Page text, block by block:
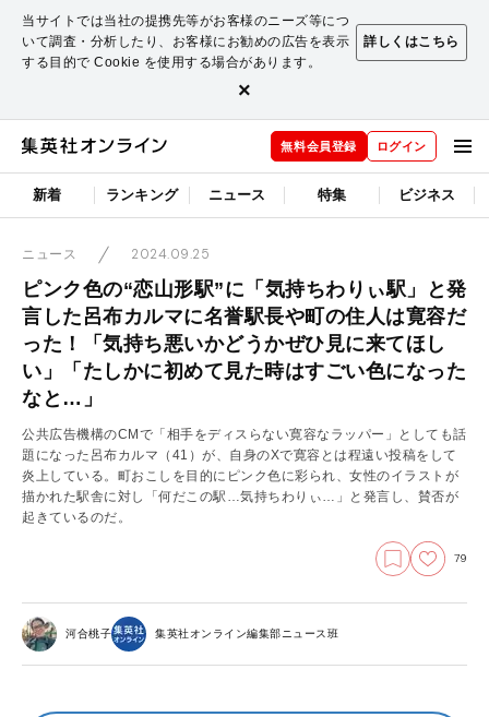
当サイトでは当社の提携先等がお客様のニーズ等につ
いて調査・分析したり、お客様にお勧めの広告を表示
する目的で Cookie を使用する場合があります。
詳しくはこちら
×
無料会員登録 ログイン
新着 ランキング ニュース 特集 ビジネス
ニュース 2024.09.25
ピンク色の“恋山形駅”に「気持ちわりぃ駅」と発
言した呂布カルマに名誉駅長や町の住人は寛容だ
った！「気持ち悪いかどうかぜひ見に来てほし
い」「たしかに初めて見た時はすごい色になった
なと…」
公共広告機構のCMで「相手をディスらない寛容なラッパー」としても話
題になった呂布カルマ（41）が、自身のXで寛容とは程遠い投稿をして
炎上している。町おこしを目的にピンク色に彩られ、女性のイラストが
描かれた駅舎に対し「何だこの駅…気持ちわりぃ…」と発言し、賛否が
起きているのだ。
79
河合桃子 集英社オンライン編集部ニュース班